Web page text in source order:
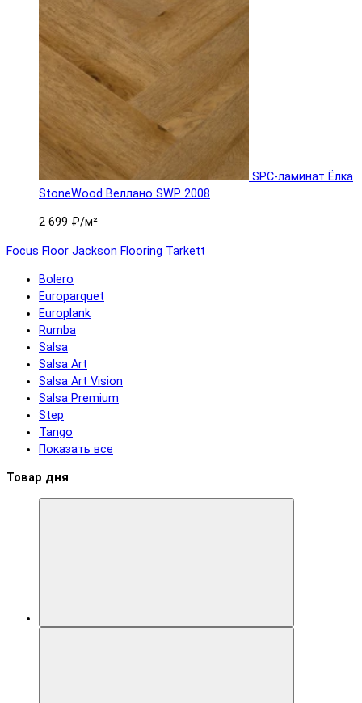
SPC-ламинат Ëлка
StoneWood Веллано SWP 2008
2 699 ₽/м²
Focus Floor Jackson Flooring Tarkett
Bolero
Europarquet
Europlank
Rumba
Salsa
Salsa Art
Salsa Art Vision
Salsa Premium
Step
Tango
Показать все
Товар дня